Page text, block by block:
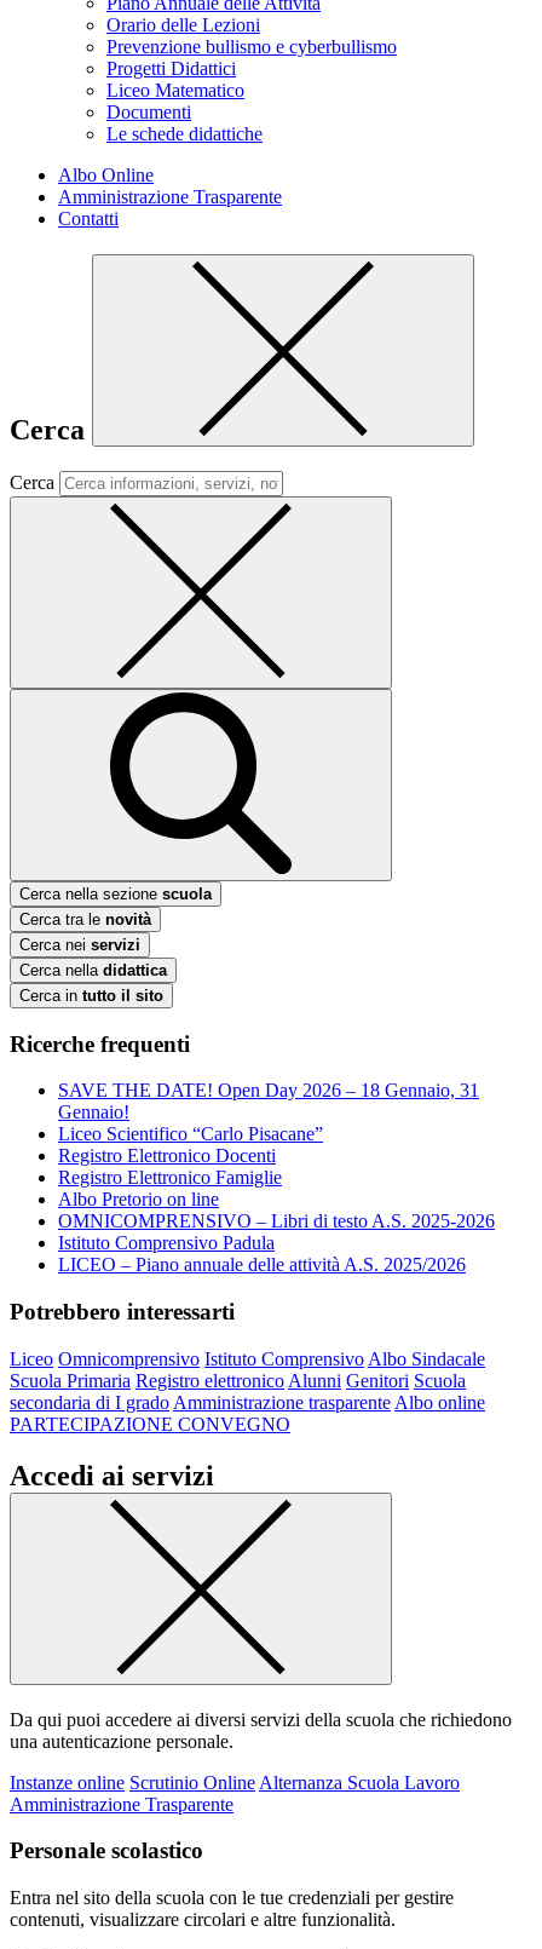
Orario delle Lezioni
Prevenzione bullismo e cyberbullismo
Progetti Didattici
Liceo Matematico
Documenti
Le schede didattiche
Albo Online
Amministrazione Trasparente
Contatti
Cerca
Cerca
Cerca nella sezione scuola
Cerca tra le novità
Cerca nei servizi
Cerca nella didattica
Cerca in tutto il sito
Ricerche frequenti
SAVE THE DATE! Open Day 2026 – 18 Gennaio, 31
Gennaio!
Liceo Scientifico “Carlo Pisacane”
Registro Elettronico Docenti
Registro Elettronico Famiglie
Albo Pretorio on line
OMNICOMPRENSIVO – Libri di testo A.S. 2025-2026
Istituto Comprensivo Padula
LICEO – Piano annuale delle attività A.S. 2025/2026
Potrebbero interessarti
Liceo Omnicomprensivo Istituto Comprensivo Albo Sindacale
Scuola Primaria Registro elettronico Alunni Genitori Scuola
secondaria di I grado Amministrazione trasparente Albo online
PARTECIPAZIONE CONVEGNO
Accedi ai servizi
Da qui puoi accedere ai diversi servizi della scuola che richiedono
una autenticazione personale.
Instanze online Scrutinio Online Alternanza Scuola Lavoro
Amministrazione Trasparente
Personale scolastico
Entra nel sito della scuola con le tue credenziali per gestire
contenuti, visualizzare circolari e altre funzionalità.